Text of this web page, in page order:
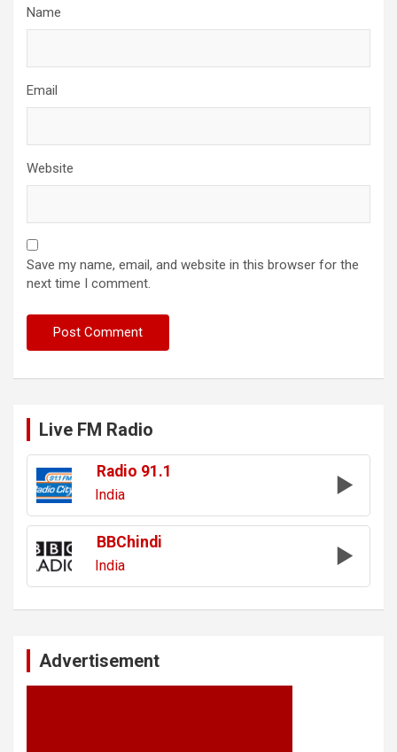
Name
Email
Website
Save my name, email, and website in this browser for the
next time I comment.
Live FM Radio
Radio 91.1
India
BBChindi
India
Advertisement